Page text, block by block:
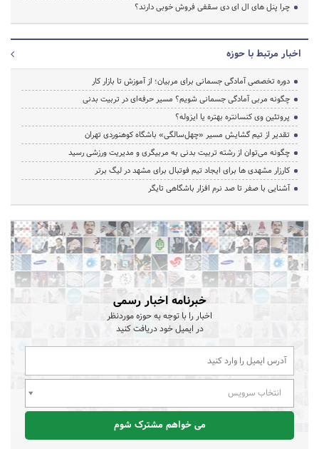
چرا پنل های ال ای دی سقفی فروش خوبی دارند؟
اخبار مرتبط با حوزه
دوره تخصصی آمادگی جسمانی برای مربیان؛ از آموزش تا بازار کار
چگونه مربی آمادگی جسمانی شویم؟ مسیر حرفه‌ای در تربیت بدنی
پروتئین وی کنسانتره بهتره یا ایزوله؟
تقدیر از تیم گشایش مسیر «چهل‌سالگی» باشگاه کوهنوردی تهران
چگونه می‌توان از رشته تربیت بدنی به مربیگری و مدیریت ورزشی رسید
کارزار مشهدی ها برای ایجاد تیم فوتبال برای مشهد در لیگ برتر
آشنایی با صفر تا صد نرم افزار باشگاهی تایگر
خبرنامه اخبار رسمی
اخبار را با توجه به حوزه موردنظر
در ایمیل خود دریافت کنید
انتخاب سرویس
می خواهم مشترک شوم